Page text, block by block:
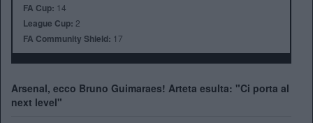
FA Cup: 14
League Cup: 2
FA Community Shield: 17
Arsenal, ecco Bruno Guimaraes! Arteta esulta: "Ci porta al
next level"